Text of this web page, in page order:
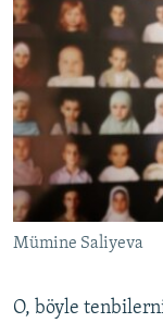
Mümine Saliyeva
O, böyle